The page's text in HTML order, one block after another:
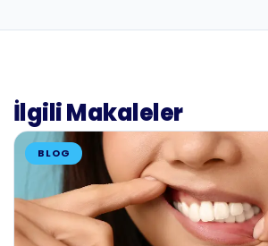
İlgili Makaleler
BLOG